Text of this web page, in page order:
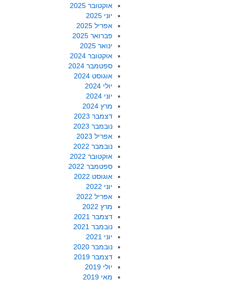
אוקטובר 2025
יוני 2025
אפריל 2025
פברואר 2025
ינואר 2025
אוקטובר 2024
ספטמבר 2024
אוגוסט 2024
יולי 2024
יוני 2024
מרץ 2024
דצמבר 2023
נובמבר 2023
אפריל 2023
נובמבר 2022
אוקטובר 2022
ספטמבר 2022
אוגוסט 2022
יוני 2022
אפריל 2022
מרץ 2022
דצמבר 2021
נובמבר 2021
יוני 2021
נובמבר 2020
דצמבר 2019
יולי 2019
מאי 2019